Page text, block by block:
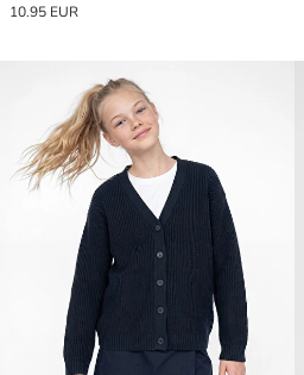
10.95 EUR